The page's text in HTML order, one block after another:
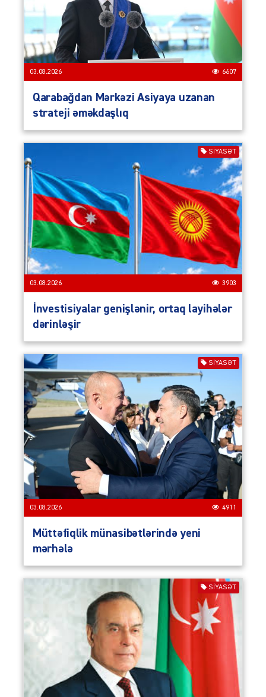
03.08.2026 6607
Qarabağdan Mərkəzi Asiyaya uzanan
strateji əməkdaşlıq
SIYASƏT
03.08.2026 3903
İnvestisiyalar genişlənir, ortaq layihələr
dərinləşir
SIYASƏT
03.08.2026 4911
Müttəfiqlik münasibətlərində yeni
mərhələ
SIYASƏT